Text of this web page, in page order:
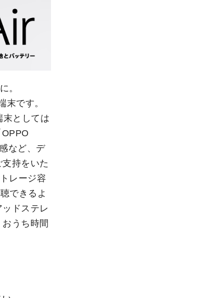
。
です。
としては
など、デ
持をいた
レージ容
できるよ
ドステレ
うち時間